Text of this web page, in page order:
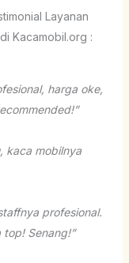
Layanan
Kacamobil.org :
harga oke,
kaca mobilnya
profesional.
Senang!”